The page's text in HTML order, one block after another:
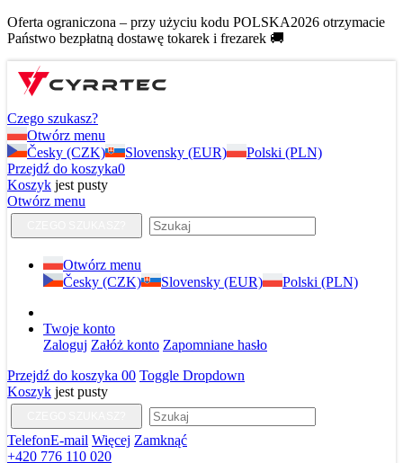
Oferta ograniczona – przy użyciu kodu POLSKA2026 otrzymacie
Państwo bezpłatną dostawę tokarek i frezarek 🚚
Czego szukasz?
Otwórz menu
Česky (CZK)
Slovensky (EUR)
Polski (PLN)
Przejdź do koszyka0
Koszyk jest pusty
Otwórz menu
Otwórz menu
Česky (CZK)
Slovensky (EUR) Polski (PLN)
Twoje konto
Zaloguj Załóż konto Zapomniane hasło
Przejdź do koszyka 00 Toggle Dropdown
Koszyk jest pusty
TelefonE-mail Więcej Zamknąć
+420 776 110 020